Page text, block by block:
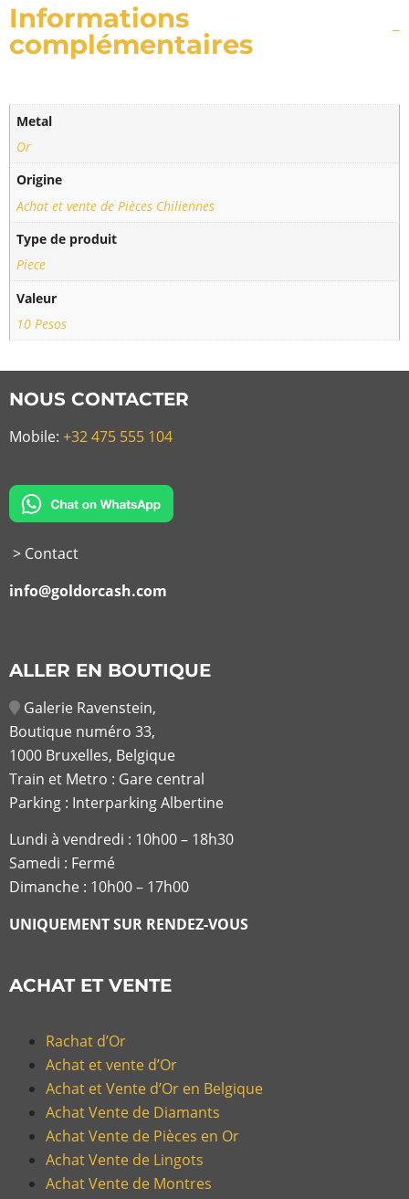
Informations
complémentaires
Metal
Or
Origine
Achat et vente de Pièces Chiliennes
Type de produit
Piece
Valeur
10 Pesos
NOUS CONTACTER
Mobile: +32 475 555 104
> Contact
info@goldorcash.com
ALLER EN BOUTIQUE
Galerie Ravenstein,
Boutique numéro 33,
1000 Bruxelles, Belgique
Train et Metro : Gare central
Parking : Interparking Albertine
Lundi à vendredi : 10h00 – 18h30
Samedi : Fermé
Dimanche : 10h00 – 17h00
UNIQUEMENT SUR RENDEZ-VOUS
ACHAT ET VENTE
Rachat d’Or
Achat et vente d’Or
Achat et Vente d’Or en Belgique
Achat Vente de Diamants
Achat Vente de Pièces en Or
Achat Vente de Lingots
Achat Vente de Montres